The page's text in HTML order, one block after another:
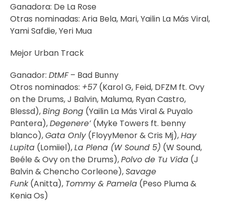
Ganadora: De La Rose
Otras nominadas: Aria Bela, Mari, Yailin La Más Viral,
Yami Safdie, Yeri Mua
Mejor Urban Track
Ganador: DtMF– Bad Bunny
Otros nominados: +57(Karol G, Feid, DFZM ft. Ovy
on the Drums, J Balvin, Maluma, Ryan Castro,
Blessd),Bing Bong (Yailin La Más Viral & Puyalo
Pantera),Degenere’(Myke Towers ft. benny
blanco),Gata Only(FloyyMenor & Cris Mj),Hay
Lupita (Lomiiel),La Plena (W Sound 5) (W Sound,
Beéle & Ovy on the Drums),Polvo de Tu Vida (J
Balvin & Chencho Corleone),Savage
Funk(Anitta), Tommy & Pamela (Peso Pluma &
Kenia Os)